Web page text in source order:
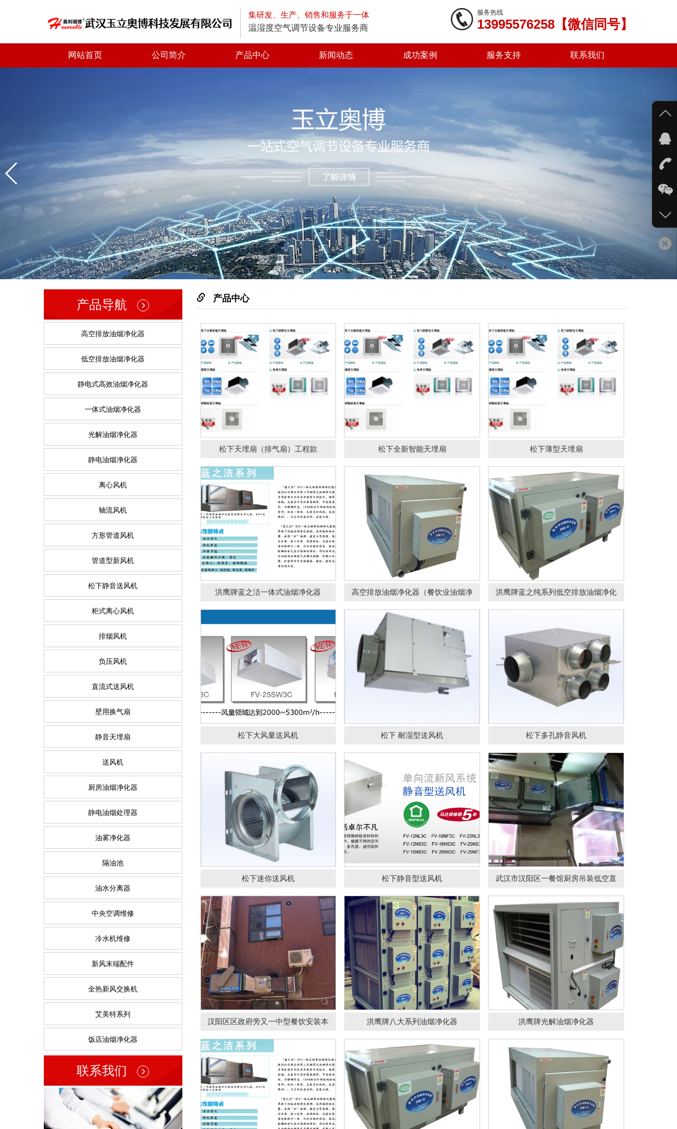
集研发、生产、销售和服务于一体
温湿度空气调节设备专业服务商
服务热线
13995576258【微信同号】
网站首页 公司简介 产品中心
一体式油烟净化器
光解油烟净化器
静电油烟净化器
轴流风机
方形管道风机
管道型新风机
松下静音送风机
柜式离心风机
排烟风机
直流式送风机
壁用换气扇
送风机
静电油烟处理器
油雾净化器
油水分离器
中央空调维修
冷水机维修
全热新风交换机
艾美特系列
新闻动态 成功案例 服务支持 联系我们
产品导航
高空排放油烟净化器
低空排放油烟净化器
静电式高效油烟净化器
一体式油烟净化器
光解油烟净化器
静电油烟净化器
离心风机
轴流风机
方形管道风机
管道型新风机
松下静音送风机
柜式离心风机
排烟风机
负压风机
直流式送风机
壁用换气扇
静音天埋扇
送风机
厨房油烟净化器
静电油烟处理器
油雾净化器
隔油池
油水分离器
中央空调维修
冷水机维修
新风末端配件
全热新风交换机
艾美特系列
饭店油烟净化器
联系我们
产品中心
松下天埋扇（排气扇）工程款
松下天埋扇（排气扇）工程款
松下全新智能天埋扇
松下全新智能天埋扇
松下薄型天埋扇
松下薄型天埋扇
洪鹰牌蓝之洁一体式油烟净化
洪鹰牌蓝之洁一体式油烟净化器
高空排放油烟净化器（餐饮业
高空排放油烟净化器（餐饮业油烟净
洪鹰牌蓝之纯系列低空排放油
洪鹰牌蓝之纯系列低空排放油烟净化
松下大风量送风机
松下大风量送风机
松下 耐湿型送风机
松下 耐湿型送风机
松下多孔静音风机
松下多孔静音风机
松下迷你送风机
松下迷你送风机
松下静音型送风机
松下静音型送风机
武汉市汉阳区一餐馆厨房吊装
低空直
武汉市汉阳区一餐馆厨房吊装低空直
汉阳区区政府旁又一中型餐饮
安装本
汉阳区区政府旁又一中型餐饮安装本
洪鹰牌八大系列油烟净化器
洪鹰牌八大系列油烟净化器
洪鹰牌光解油烟净化器
洪鹰牌光解油烟净化器
洪鹰牌蓝之洁一体式油烟净化
器
洪鹰牌蓝之纯系列低空排放油
烟净化
洪鹰牌蓝之清系列油烟净化器